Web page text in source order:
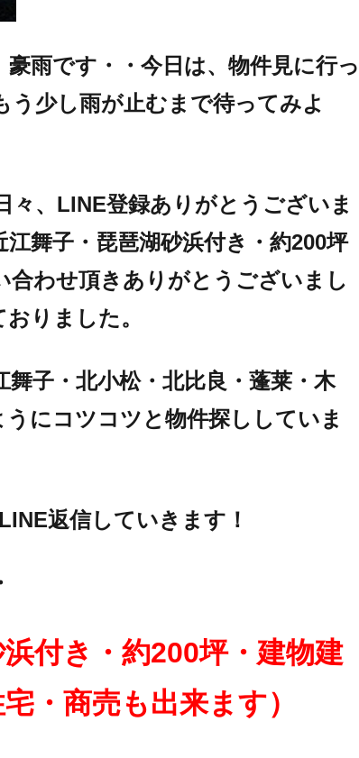
雨です・・今日は、物件見に行っ
う少し雨が止むまで待ってみよ
、LINE登録ありがとうございま
舞子・琵琶湖砂浜付き・約200坪
わせ頂きありがとうございまし
りました。
子・北小松・北比良・蓬莱・木
うにコツコツと物件探ししていま
返信していきます！
付き・約200坪・建物建
・商売も出来ます）